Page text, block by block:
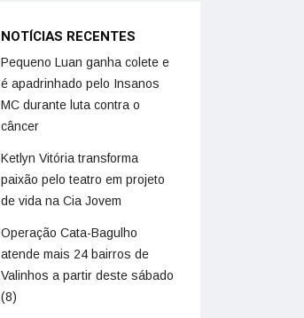
NOTÍCIAS RECENTES
Pequeno Luan ganha colete e
é apadrinhado pelo Insanos
MC durante luta contra o
câncer
Ketlyn Vitória transforma
paixão pelo teatro em projeto
de vida na Cia Jovem
Operação Cata-Bagulho
atende mais 24 bairros de
Valinhos a partir deste sábado
(8)